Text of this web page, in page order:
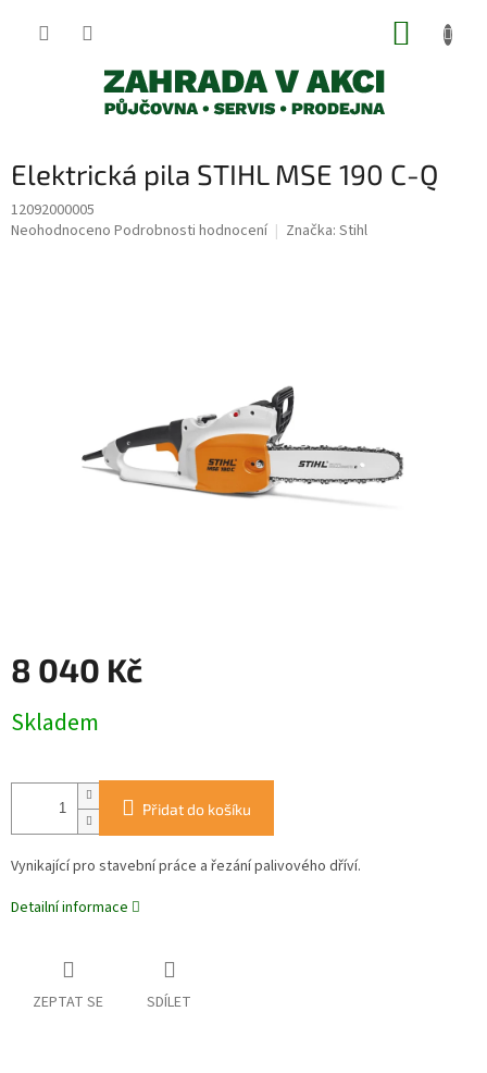
Elektrická pila STIHL MSE 190 C-Q
12092000005
Průměrné
Neohodnoceno Podrobnosti hodnocení Značka: Stihl
8 040 Kč
cena:
Skladem
Přidat do košíku
Vynikající pro stavební práce a řezání palivového dříví.
Detailní informace
ZEPTAT SE SDÍLET